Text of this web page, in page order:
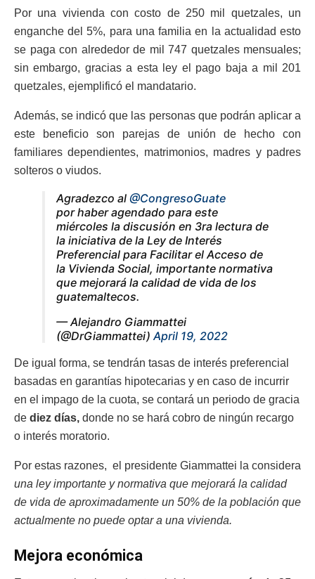
Por una vivienda con costo de 250 mil quetzales, un
enganche del 5%, para una familia en la actualidad esto
se paga con alrededor de mil 747 quetzales mensuales;
sin embargo, gracias a esta ley el pago baja a mil 201
quetzales, ejemplificó el mandatario.
Además, se indicó que las personas que podrán aplicar a
este beneficio son parejas de unión de hecho con
familiares dependientes, matrimonios, madres y padres
solteros o viudos.
Agradezco al @CongresoGuate
por haber agendado para este
miércoles la discusión en 3ra lectura de
la iniciativa de la Ley de Interés
Preferencial para Facilitar el Acceso de
la Vivienda Social, importante normativa
que mejorará la calidad de vida de los
guatemaltecos.
— Alejandro Giammattei
(@DrGiammattei)April 19, 2022
De igual forma, se tendrán tasas de interés preferencial
basadas en garantías hipotecarias y en caso de incurrir
en el impago de la cuota, se contará un periodo de gracia
de diez días, donde no se hará cobro de ningún recargo
o interés moratorio.
Por estas razones, el presidente Giammattei la considera
una ley importante y normativa que mejorará la calidad
de vida de aproximadamente un 50% de la población que
actualmente no puede optar a una vivienda.
Mejora económica